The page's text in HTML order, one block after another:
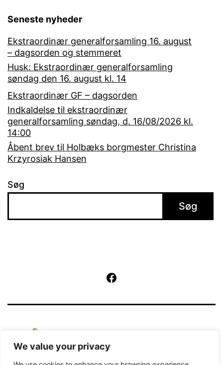
We value your privacy
Seneste nyheder
Ekstraordinær generalforsamling 16. august
– dagsorden og stemmeret
Husk: Ekstraordinær generalforsamling
søndag den 16. august kl. 14
Ekstraordinær GF – dagsorden
Indkaldelse til ekstraordinær
generalforsamling søndag, d. 16/08/2026 kl.
14:00
Åbent brev til Holbæks borgmester Christina
Krzyrosiak Hansen
Søg
Søg